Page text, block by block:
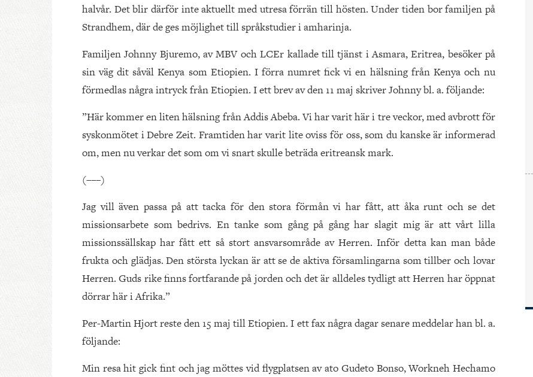
halvår. Det blir därför inte aktuellt med utresa förrän till hösten. Under tiden bor familjen på
Strandhem, där de ges möjlighet till språkstudier i amharinja.
Familjen Johnny Bjuremo, av MBV och LCEr kallade till tjänst i Asmara, Eritrea, besöker på
sin väg dit såväl Kenya som Etiopien. I förra numret fick vi en hälsning från Kenya och nu
förmedlas några intryck från Etiopien. I ett brev av den 11 maj skriver Johnny bl. a. följande:
”Här kommer en liten hälsning från Addis Abeba. Vi har varit här i tre veckor, med avbrott för
syskonmötet i Debre Zeit. Framtiden har varit lite oviss för oss, som du kanske är informerad
om, men nu verkar det som om vi snart skulle beträda eritreansk mark.
(–––)
Jag vill även passa på att tacka för den stora förmån vi har fått, att åka runt och se det
missionsarbete som bedrivs. En tanke som gång på gång har slagit mig är att vårt lilla
missionssällskap har fått ett så stort ansvarsområde av Herren. Inför detta kan man både
frukta och glädjas. Den största lyckan är att se de aktiva församlingarna som tillber och lovar
Herren. Guds rike finns fortfarande på jorden och det är alldeles tydligt att Herren har öppnat
dörrar här i Afrika.”
Per-Martin Hjort reste den 15 maj till Etiopien. I ett fax några dagar senare meddelar han bl. a.
följande:
Min resa hit gick fint och jag möttes vid flygplatsen av ato Gudeto Bonso, Workneh Hechamo